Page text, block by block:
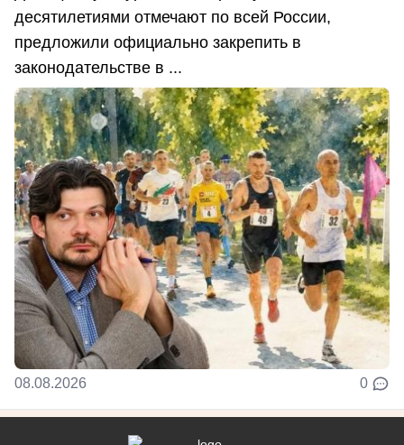
десятилетиями отмечают по всей России,
предложили официально закрепить в
законодательстве в ...
08.08.2026 0